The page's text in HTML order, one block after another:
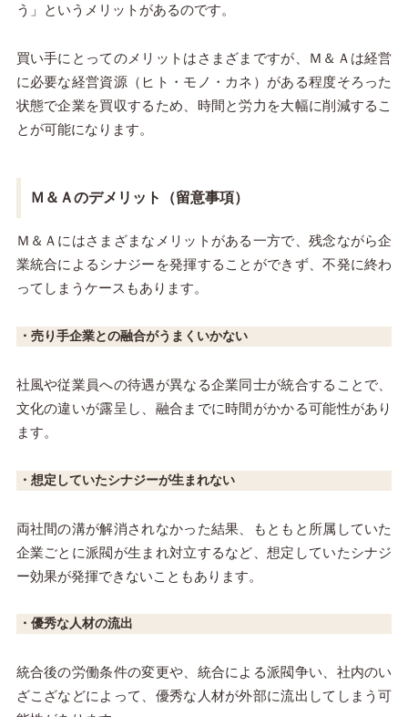
う」というメリットがあるのです。
買い手にとってのメリットはさまざまですが、Ｍ＆Ａは経営
に必要な経営資源（ヒト・モノ・カネ）がある程度そろった
状態で企業を買収するため、時間と労力を大幅に削減するこ
とが可能になります。
Ｍ＆Ａのデメリット（留意事項）
Ｍ＆Ａにはさまざまなメリットがある一方で、残念ながら企
業統合によるシナジーを発揮することができず、不発に終わ
ってしまうケースもあります。
・売り手企業との融合がうまくいかない
社風や従業員への待遇が異なる企業同士が統合することで、
文化の違いが露呈し、融合までに時間がかかる可能性があり
ます。
・想定していたシナジーが生まれない
両社間の溝が解消されなかった結果、もともと所属していた
企業ごとに派閥が生まれ対立するなど、想定していたシナジ
ー効果が発揮できないこともあります。
・優秀な人材の流出
統合後の労働条件の変更や、統合による派閥争い、社内のい
ざこざなどによって、優秀な人材が外部に流出してしまう可